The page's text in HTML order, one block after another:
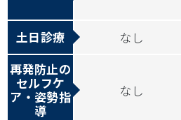
土日診療 なし
再発防止の
セルフケ
ア・姿勢指
導
なし